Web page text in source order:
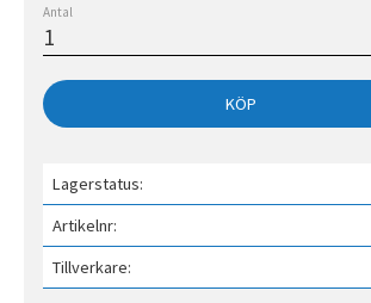
Antal
KÖP
Lagerstatus
Artikelnr
Tillverkare